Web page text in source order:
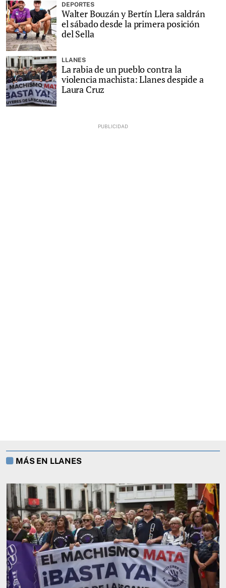
DEPORTES
Walter Bouzán y Bertín Llera saldrán
el sábado desde la primera posición
del Sella
LLANES
La rabia de un pueblo contra la
violencia machista: Llanes despide a
Laura Cruz
MÁS EN LLANES